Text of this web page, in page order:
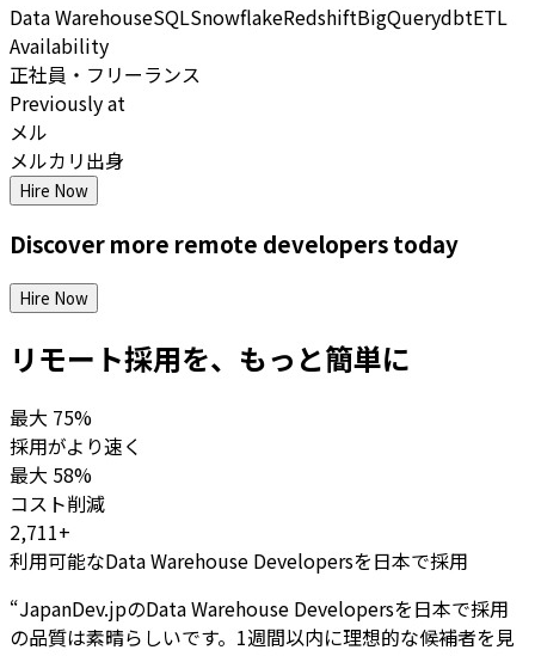
Data WarehouseSQLSnowflakeRedshiftBigQuerydbtETL
Availability
正社員・フリーランス
Previously at
メル
メルカリ出身
Hire Now
Discover more remote developerstoday
Hire Now
リモート採用を、もっと簡単に
最大 75%
採用がより速く
最大 58%
コスト削減
2,711+
利用可能なData Warehouse Developersを日本で採用
“JapanDev.jpのData Warehouse Developersを日本で採用
の品質は素晴らしいです。1週間以内に理想的な候補者を見